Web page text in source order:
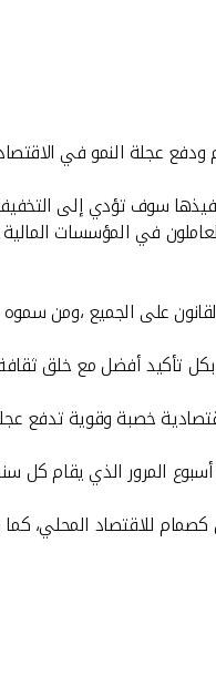
ودفع عجلة النمو في
سوف تؤدي إلى
في المؤسسات المالية
على الجميع ،ومن
تأكيد أفضل مع خلق ثقافة
خصبة وقوية تدفع
المرور الذي يقام كل
للاقتصاد المحلي،